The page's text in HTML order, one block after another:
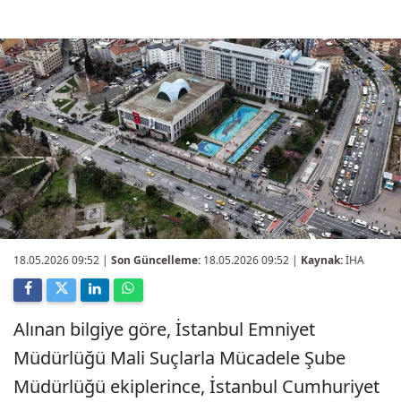
18.05.2026 09:52 | Son Güncelleme: 18.05.2026 09:52 | Kaynak:İHA
Alınan bilgiye göre, İstanbul Emniyet
Müdürlüğü Mali Suçlarla Mücadele Şube
Müdürlüğü ekiplerince, İstanbul Cumhuriyet